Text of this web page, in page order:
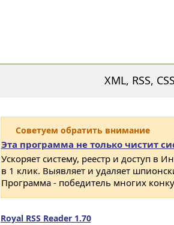
XML, RSS, CSS
Советуем обратить внимание
Эта программа не только чистит
Ускоряет систему, реестр и доступ в
в 1 клик. Выявляет и удаляет
Программа - победитель многих
Royal RSS Reader 1.70